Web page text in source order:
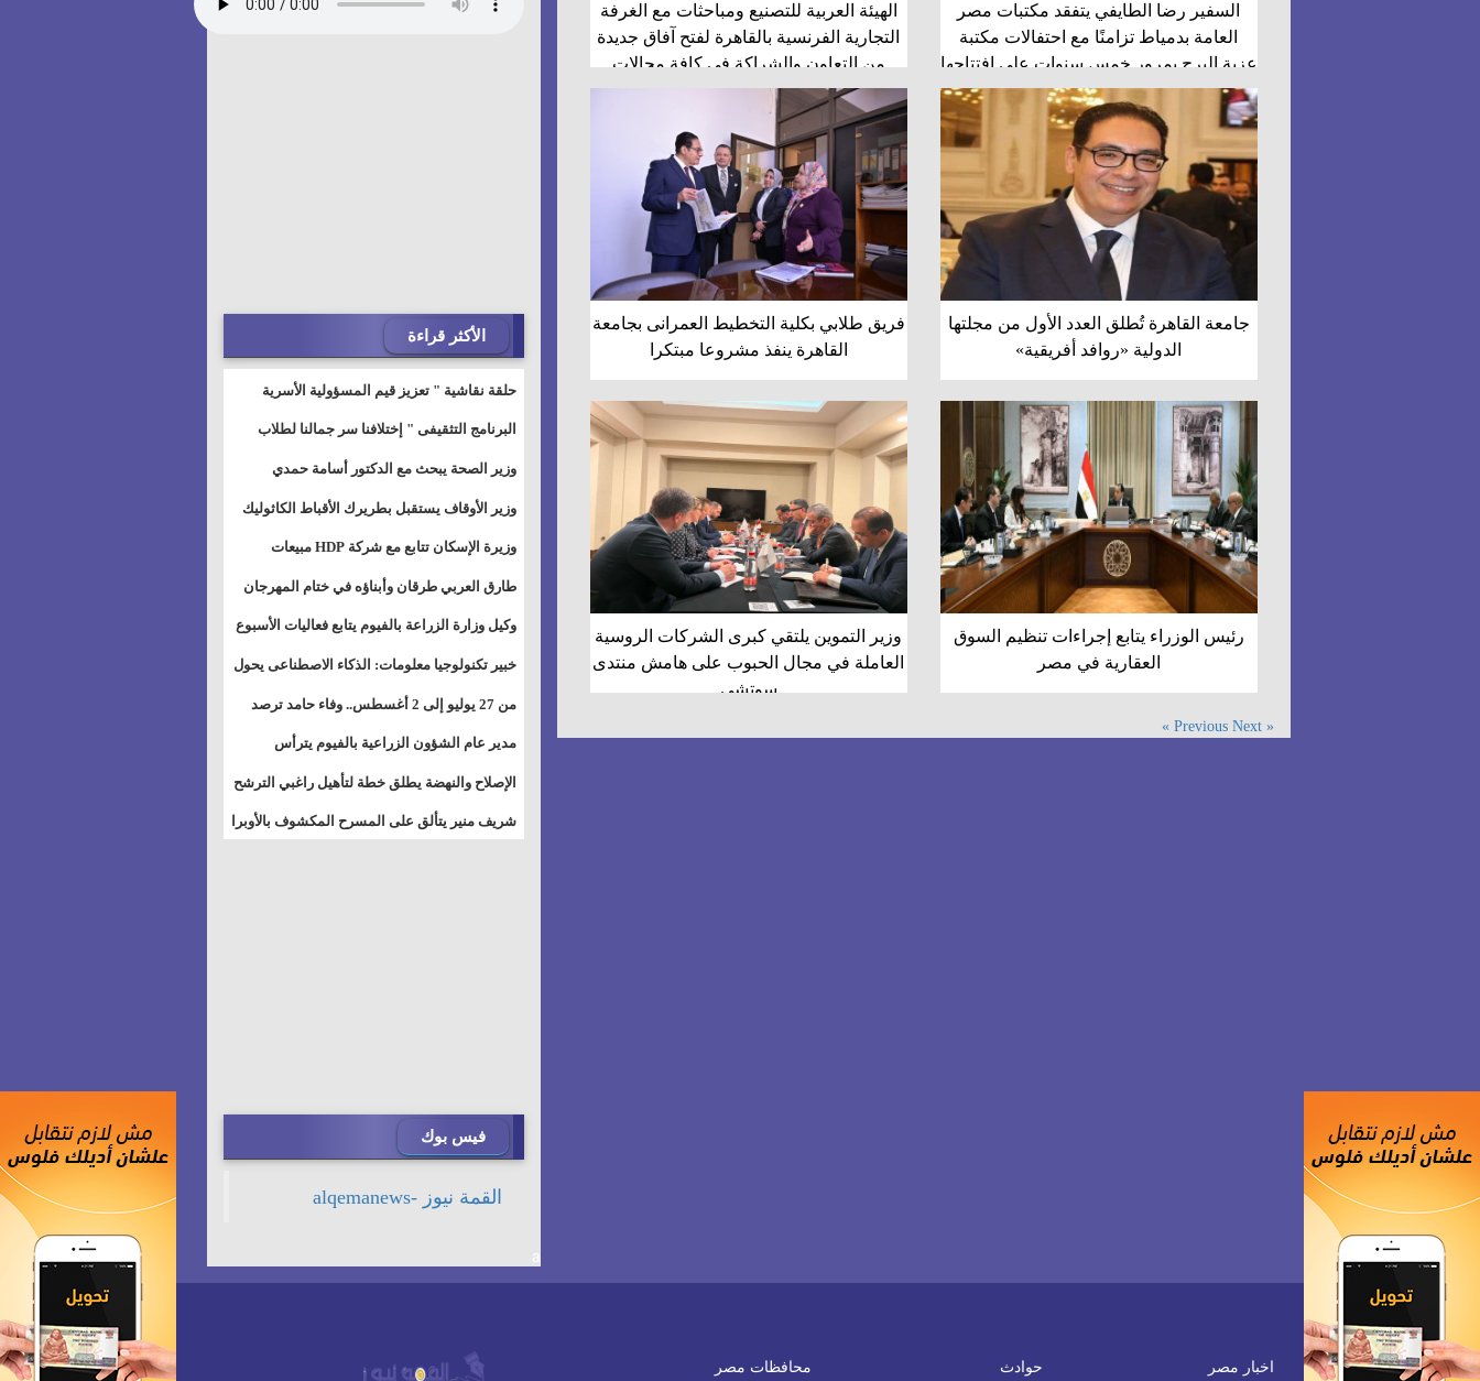
السفير رضا الطايفي يتفقد مكتبات مصر
العامة بدمياط تزامنًا مع احتفالات مكتبة
عزبة البرج بمرور خمس سنوات على افتتاحها
الهيئة العربية للتصنيع ومباحثات مع الغرفة
التجارية الفرنسية بالقاهرة لفتح آفاق جديدة
من التعاون والشراكة في كافة مجالات
التصنيع المختلفة
جامعة القاهرة تُطلق العدد الأول من مجلتها
الدولية «روافد أفريقية»
فريق طلابي بكلية التخطيط العمرانى بجامعة
القاهرة ينفذ مشروعا مبتكرا
رئيس الوزراء يتابع إجراءات تنظيم السوق
العقارية في مصر
وزير التموين يلتقي كبرى الشركات الروسية
العاملة في مجال الحبوب على هامش منتدى
سوتشي
« Previous
Next »
الأكثر قراءة
حلقة نقاشية " تعزيز قيم المسؤولية الأسرية
البرنامج التثقيفى " إختلافنا سر جمالنا لطلاب
وطالبات ذوى الهمهم" بمدارس التربية الخاصة
وزير الصحة يبحث مع الدكتور أسامة حمدي
الأستاذ بجامعة هارفارد توسيع برامج التوعية
وزير الأوقاف يستقبل بطريرك الأقباط الكاثوليك
وزيرة الإسكان تتابع مع شركة HDP مبيعات
وتسويق مشروعات المدن الجديدة
طارق العربي طرقان وأبناؤه في ختام المهرجان
الصيفي للموسيقى والغناء بالمسرح المكشوف
وكيل وزارة الزراعة بالفيوم يتابع فعاليات الأسبوع
خبير تكنولوجيا معلومات: الذكاء الاصطناعى يحول
المستخدم إلى سلعة فى اقتصاد الانتباه
من 27 يوليو إلى 2 أغسطس.. وفاء حامد ترصد
تأثيرات أقوى الاتصالات الفلكية على الأبراج
مدير عام الشؤون الزراعية بالفيوم يترأس
الاجتماع الدوري لمتابعة الحصر الحيازي الجديدة
الإصلاح والنهضة يطلق خطة لتأهيل راغبي الترشح
للمجالس الشعبية المحلية ويستعرض خطط
أماناته بالمحافظات
شريف منير يتألق على المسرح المكشوف بالأوبرا
فيس بوك
a
اخبار مصر حوادث محافظات مصر